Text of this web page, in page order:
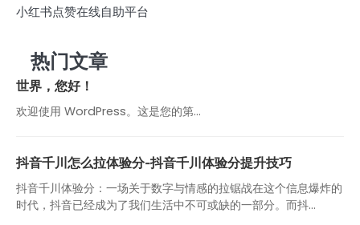
小红书点赞在线自助平台
热门文章
世界，您好！
欢迎使用 WordPress。这是您的第…
抖音千川怎么拉体验分-抖音千川体验分提升技巧
抖音千川体验分：一场关于数字与情感的拉锯战在这个信息爆炸的
时代，抖音已经成为了我们生活中不可或缺的一部分。而抖...